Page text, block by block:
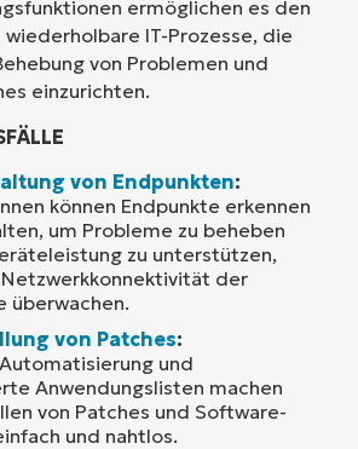
ermöglichen es den
wiederholbare IT-Prozesse, die
von Problemen und
einzurichten.
von Endpunkten:
können Endpunkte erkennen
um Probleme zu beheben
zu unterstützen,
der
überwachen.
von Patches:
und
Anwendungslisten machen
von Patches und Software-
und nahtlos.